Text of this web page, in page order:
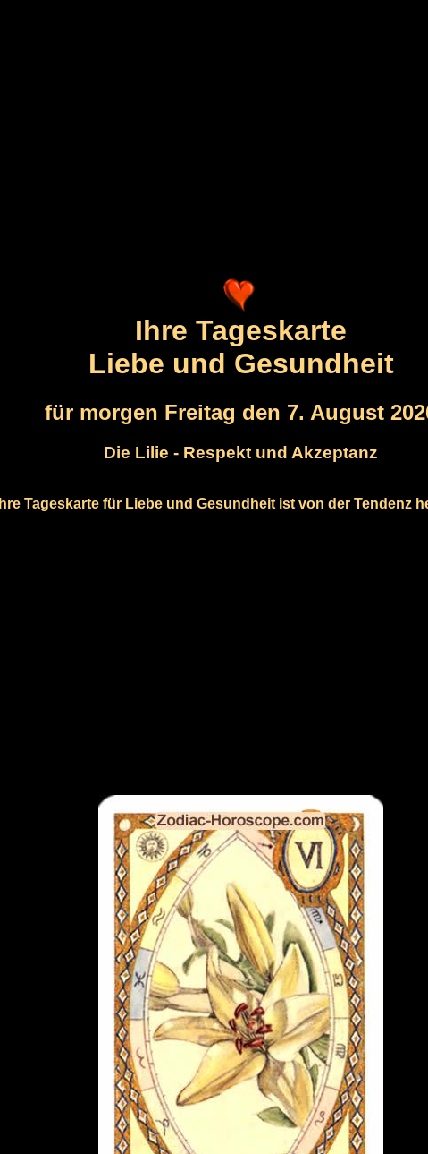
Ihre Tageskarte
Liebe und Gesundheit
für morgen Freitag den 7. August
Die Lilie - Respekt und Akzeptanz
Ihre Tageskarte für Liebe und Gesundheit ist von der Tendenz